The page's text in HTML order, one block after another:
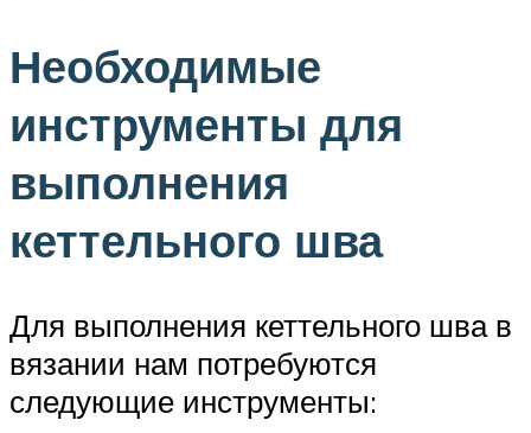
Необходимые
инструменты для
выполнения
кеттельного шва
Для выполнения кеттельного шва в
вязании нам потребуются
следующие инструменты: